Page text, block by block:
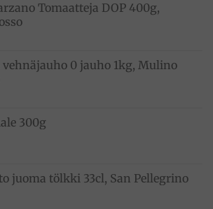
Tomaatteja DOP 400g,
vehnäjauho 0 jauho 1kg, Mulino
300g
juoma tölkki 33cl, San Pellegrino